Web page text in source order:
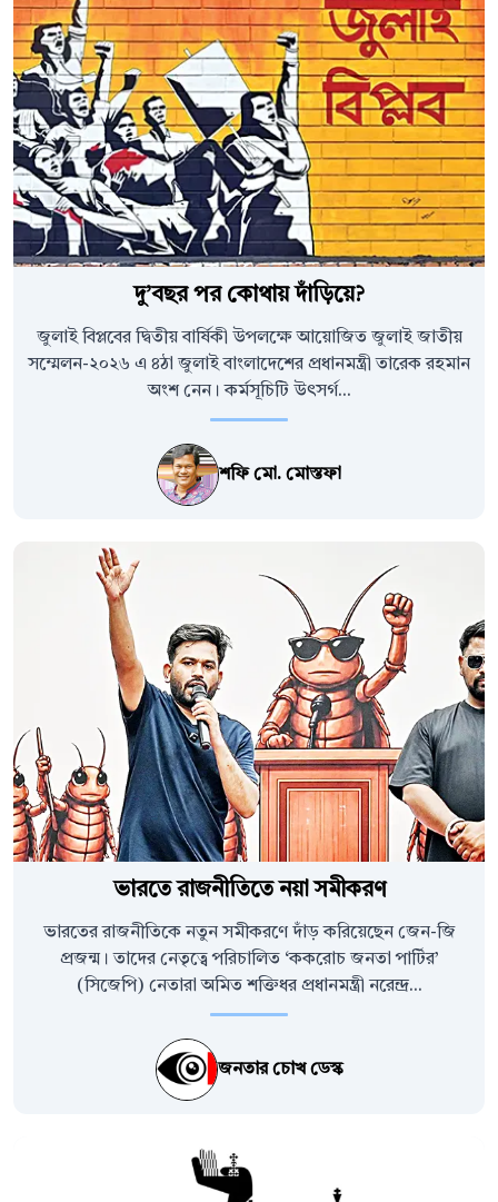
দু’বছর পর কোথায় দাঁড়িয়ে?
জুলাই বিপ্লবের দ্বিতীয় বার্ষিকী উপলক্ষে আয়োজিত জুলাই জাতীয়
সম্মেলন-২০২৬ এ ৪ঠা জুলাই বাংলাদেশের প্রধানমন্ত্রী তারেক রহমান
অংশ নেন। কর্মসূচিটি উৎসর্গ...
শফি মো. মোস্তফা
ভারতে রাজনীতিতে নয়া সমীকরণ
ভারতের রাজনীতিকে নতুন সমীকরণে দাঁড় করিয়েছেন জেন-জি
প্রজন্ম। তাদের নেতৃত্বে পরিচালিত ‘ককরোচ জনতা পার্টির’
(সিজেপি) নেতারা অমিত শক্তিধর প্রধানমন্ত্রী নরেন্দ্র...
জনতার চোখ ডেস্ক